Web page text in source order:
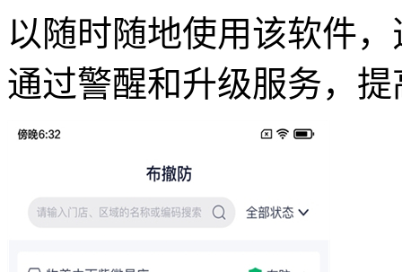
以随时随地使用该软件
通过警醒和升级服务，提